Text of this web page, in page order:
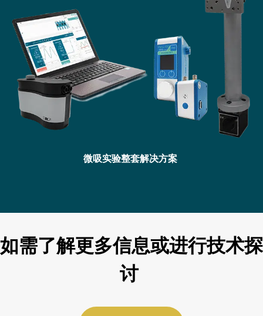
微吸实验整套解决方案
如需了解更多信息或进行技术探
讨